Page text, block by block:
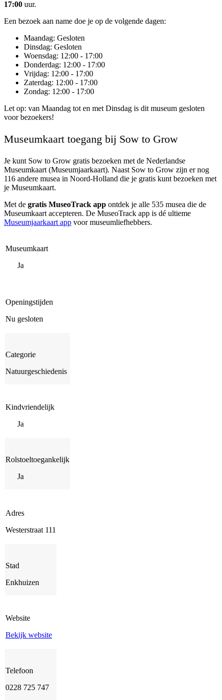
17:00 uur.
Een bezoek aan name doe je op de volgende dagen:
Maandag: Gesloten
Dinsdag: Gesloten
Woensdag: 12:00 - 17:00
Donderdag: 12:00 - 17:00
Vrijdag: 12:00 - 17:00
Zaterdag: 12:00 - 17:00
Zondag: 12:00 - 17:00
Let op: van Maandag tot en met Dinsdag is dit museum gesloten
voor bezoekers!
Museumkaart toegang bij Sow to Grow
Je kunt Sow to Grow gratis bezoeken met de Nederlandse
Museumkaart (Museumjaarkaart). Naast Sow to Grow zijn er nog
116 andere musea in Noord-Holland die je gratis kunt bezoeken met
je Museumkaart.
Met de gratis MuseoTrack app ontdek je alle 535 musea die de
Museumkaart accepteren. De MuseoTrack app is dé ultieme
Museumjaarkaart app voor museumliefhebbers.
Museumkaart
Ja
Openingstijden
Nu gesloten
Categorie
Natuurgeschiedenis
Kindvriendelijk
Ja
Rolstoeltoegankelijk
Ja
Adres
Westerstraat 111
Stad
Enkhuizen
Website
Bekijk website
Telefoon
0228 725 747